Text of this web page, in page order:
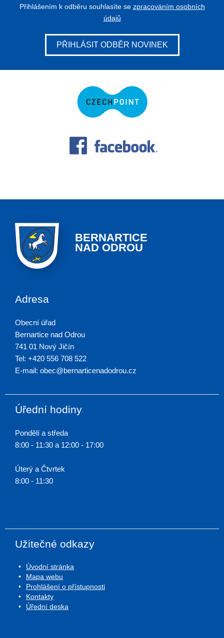
Přihlášením k odběru souhlasíte se zpracováním osobních
údajů
PŘIHLÁSIT ODBĚR NOVINEK
BERNARTICE
NAD ODROU
Adresa
Obecní úřad
Bernartice nad Odrou
741 01 Nový Jičín
Tel: +420 556 708 522
E-mail: obec@bernarticenadodrou.cz
Úřední hodiny
Pondělí a středa
8:00 - 11:30 a 12:00 - 17:00
Úterý a Čtvrtek
8:00 - 11:30
Užitečné odkazy
Úvodní stránka
Mapa webu
Prohlášení o přístupnosti
Kontakty
Úřední deska